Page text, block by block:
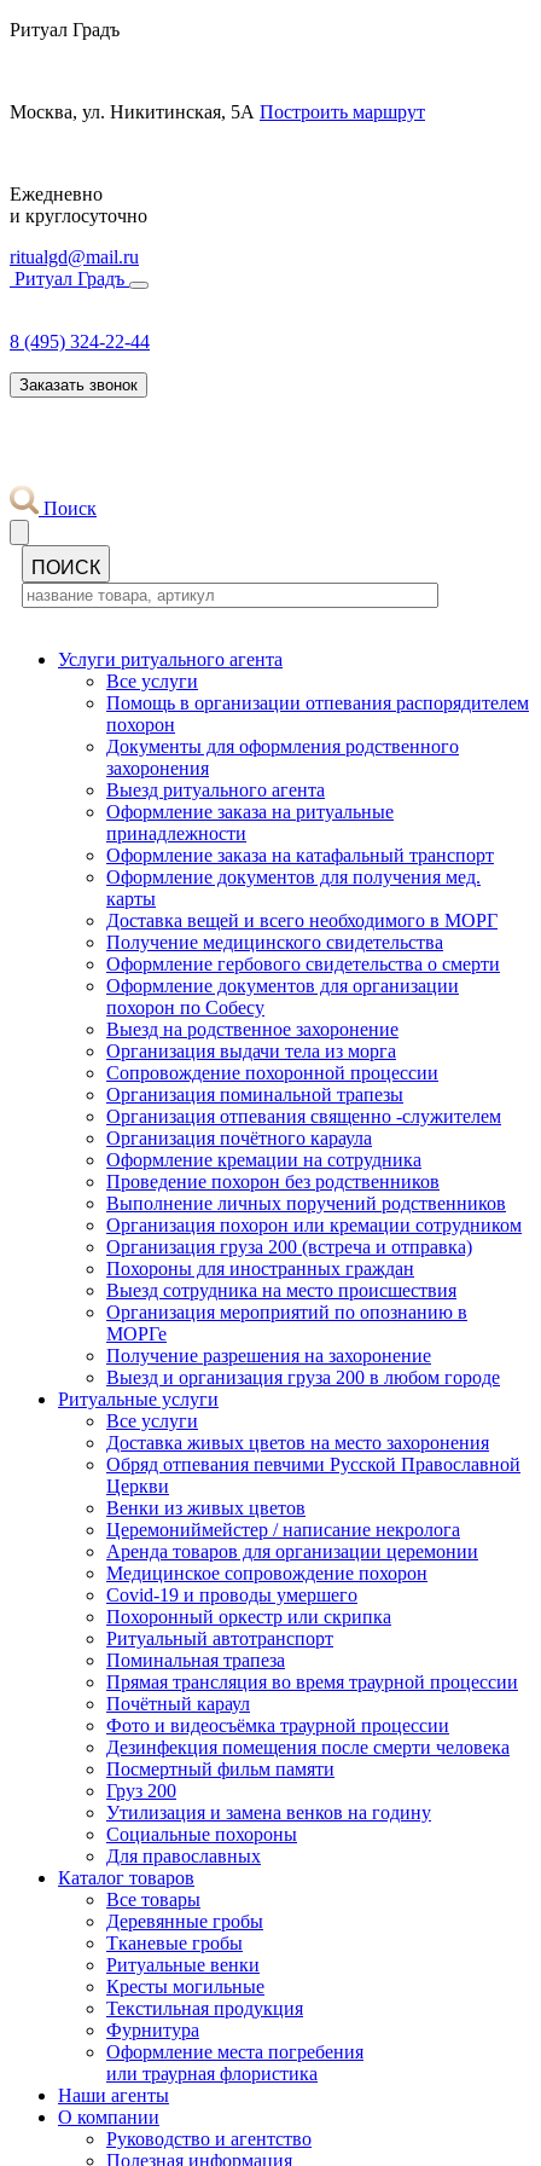
Ритуал Градъ
Москва, ул. Никитинская, 5А Построить маршрут
Ежедневно
и круглосуточно
ritualgd@mail.ru
Ритуал Градъ
8 (495) 324-22-44
Заказать звонок
Поиск
Услуги ритуального агента
Все услуги
Помощь в организации отпевания распорядителем
похорон
Документы для оформления родственного
захоронения
Выезд ритуального агента
Оформление заказа на ритуальные
принадлежности
Оформление заказа на катафальный транспорт
Оформление документов для получения мед.
карты
Доставка вещей и всего необходимого в МОРГ
Получение медицинского свидетельства
Оформление гербового свидетельства о смерти
Оформление документов для организации
похорон по Собесу
Выезд на родственное захоронение
Организация выдачи тела из морга
Сопровождение похоронной процессии
Организация поминальной трапезы
Организация отпевания священно -служителем
Организация почётного караула
Оформление кремации на сотрудника
Проведение похорон без родственников
Выполнение личных поручений родственников
Организация похорон или кремации сотрудником
Организация груза 200 (встреча и отправка)
Похороны для иностранных граждан
Выезд сотрудника на место происшествия
Организация мероприятий по опознанию в
МОРГе
Получение разрешения на захоронение
Выезд и организация груза 200 в любом городе
Ритуальные услуги
Все услуги
Доставка живых цветов на место захоронения
Обряд отпевания певчими Русской Православной
Церкви
Венки из живых цветов
Церемониймейстер / написание некролога
Аренда товаров для организации церемонии
Медицинское сопровождение похорон
Covid-19 и проводы умершего
Похоронный оркестр или скрипка
Ритуальный автотранспорт
Поминальная трапеза
Прямая трансляция во время траурной процессии
Почётный караул
Фото и видеосъёмка траурной процессии
Дезинфекция помещения после смерти человека
Посмертный фильм памяти
Груз 200
Утилизация и замена венков на годину
Социальные похороны
Для православных
Каталог товаров
Все товары
Деревянные гробы
Тканевые гробы
Ритуальные венки
Кресты могильные
Текстильная продукция
Фурнитура
Оформление места погребения
или траурная флористика
Наши агенты
О компании
Руководство и агентство
Полезная информация